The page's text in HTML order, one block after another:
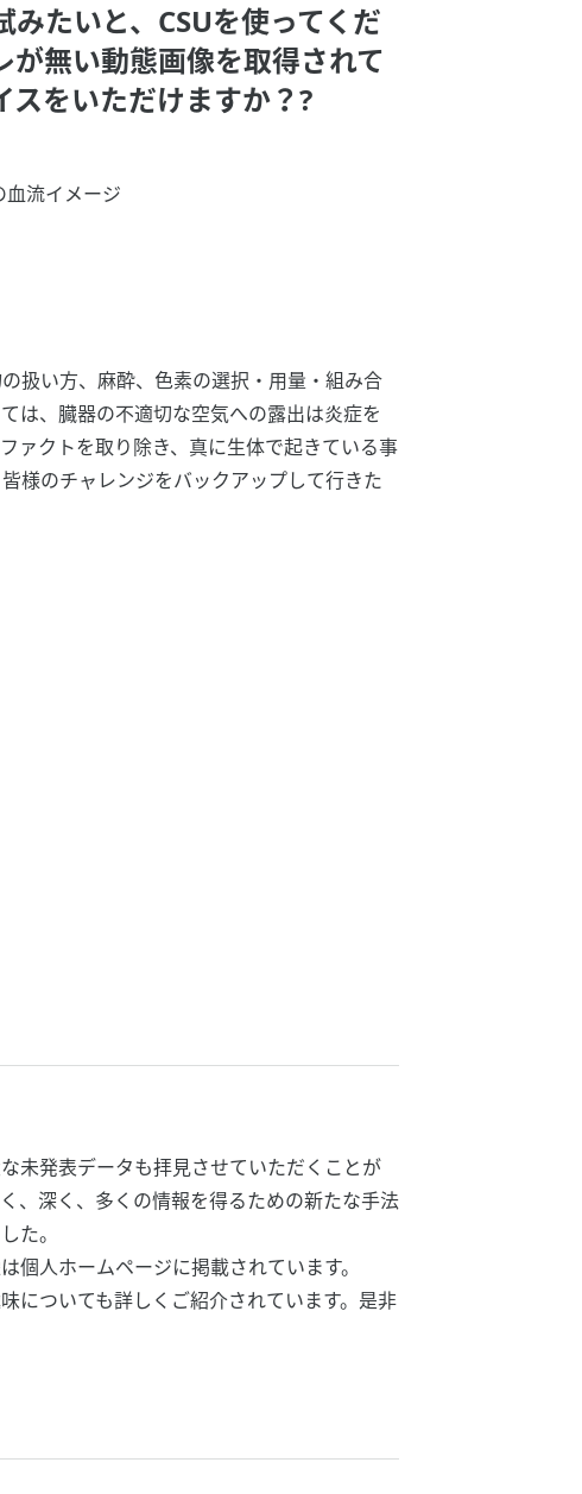
たいと、CSUを使ってくだ
無い動態画像を取得されて
をいただけますか？?
流イメージ
扱い方、麻酔、色素の選択・用量・組み合
は、臓器の不適切な空気への露出は炎症を
ァクトを取り除き、真に生体で起きている事
様のチャレンジをバックアップして行きた
未発表データも拝見させていただくことが
、深く、多くの情報を得るための新たな手法
た。
個人ホームページに掲載されています。
についても詳しくご紹介されています。是非